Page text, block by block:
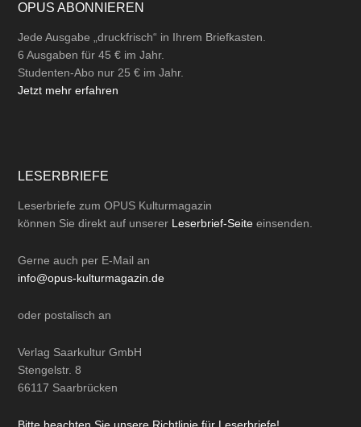
OPUS ABONNIEREN
Jede Ausgabe „druckfrisch“ in Ihrem Briefkasten.
6 Ausgaben für 45 € im Jahr.
Studenten-Abo nur 25 € im Jahr.
Jetzt mehr erfahren
LESERBRIEFE
Leserbriefe zum OPUS Kulturmagazin
können Sie direkt auf unserer Leserbrief-Seite einsenden.
Gerne auch per E-Mail an
info@opus-kulturmagazin.de
oder postalisch an
Verlag Saarkultur GmbH
Stengelstr. 8
66117 Saarbrücken